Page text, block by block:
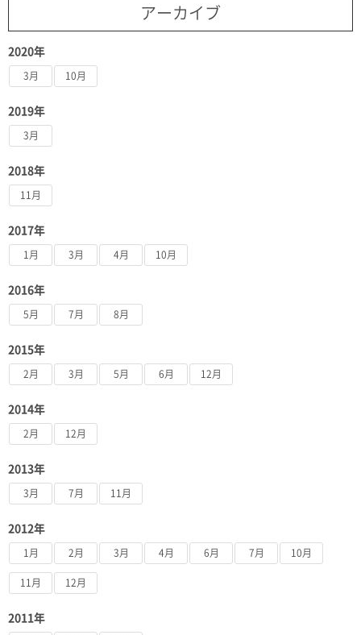
アーカイブ
2020年
3月 10月
2019年
3月
2018年
11月
2017年
1月 3月 4月 10月
2016年
5月 7月 8月
2015年
2月 3月 5月 6月 12月
2014年
2月 12月
2013年
3月 7月 11月
2012年
1月 2月 3月 4月 6月 7月 10月
11月 12月
2011年